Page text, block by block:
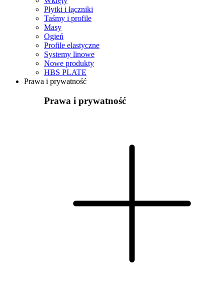
Płytki i łączniki
Taśmy i profile
Masy
Ogień
Profile elastyczne
Systemy linowe
Nowe produkty
HBS PLATE
Prawa i prywatność
Prawa i prywatność